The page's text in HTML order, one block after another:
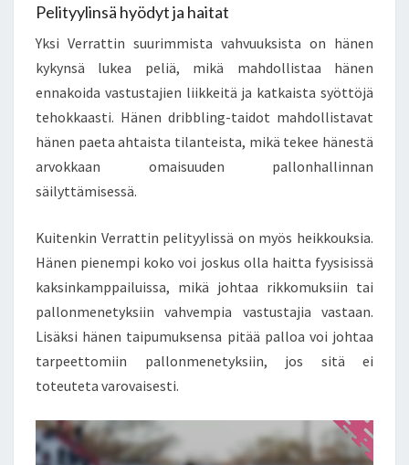
Pelityylinsä hyödyt ja haitat
Yksi Verrattin suurimmista vahvuuksista on hänen
kykynsä lukea peliä, mikä mahdollistaa hänen
ennakoida vastustajien liikkeitä ja katkaista syöttöjä
tehokkaasti. Hänen dribbling-taidot mahdollistavat
hänen paeta ahtaista tilanteista, mikä tekee hänestä
arvokkaan omaisuuden pallonhallinnan
säilyttämisessä.
Kuitenkin Verrattin pelityylissä on myös heikkouksia.
Hänen pienempi koko voi joskus olla haitta fyysisissä
kaksinkamppailuissa, mikä johtaa rikkomuksiin tai
pallonmenetyksiin vahvempia vastustajia vastaan.
Lisäksi hänen taipumuksensa pitää palloa voi johtaa
tarpeettomiin pallonmenetyksiin, jos sitä ei
toteuteta varovaisesti.